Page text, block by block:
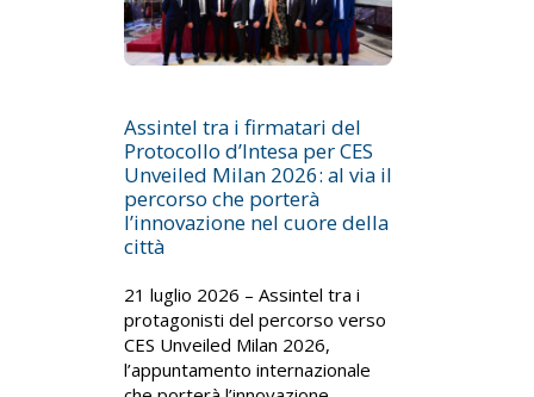
Assintel tra i firmatari del
Protocollo d’Intesa per CES
Unveiled Milan 2026: al via il
percorso che porterà
l’innovazione nel cuore della
città
21 luglio 2026 – Assintel tra i
protagonisti del percorso verso
CES Unveiled Milan 2026,
l’appuntamento internazionale